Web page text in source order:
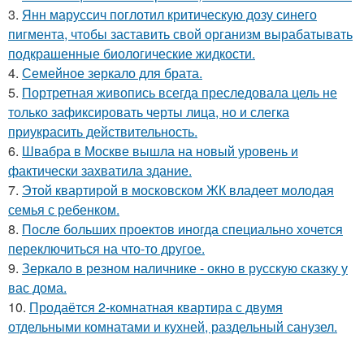
3. Янн маруссич поглотил критическую дозу синего
пигмента, чтобы заставить свой организм вырабатывать
подкрашенные биологические жидкости.
4. Семейное зеркало для брата.
5. Портретная живопись всегда преследовала цель не
только зафиксировать черты лица, но и слегка
приукрасить действительность.
6. Швабра в Москве вышла на новый уровень и
фактически захватила здание.
7. Этой квартирой в московском ЖК владеет молодая
семья с ребенком.
8. После больших проектов иногда специально хочется
переключиться на что-то другое.
9. Зеркало в резном наличнике - окно в русскую сказку у
вас дома.
10. Продаётся 2-комнатная квартира с двумя
отдельными комнатами и кухней, раздельный санузел.